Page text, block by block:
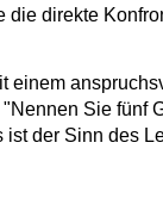
die direkte
einem
Sie fünf
der Sinn des